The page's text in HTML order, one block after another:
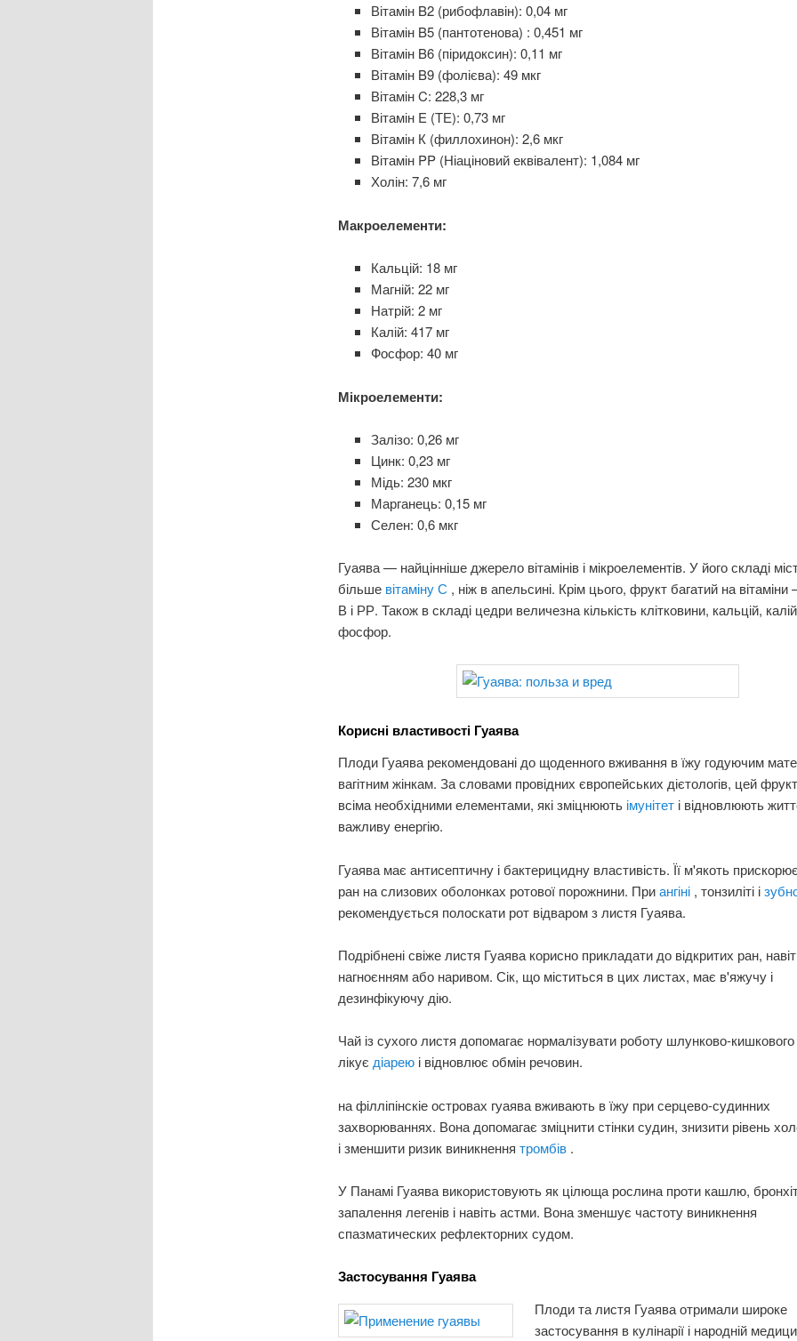
Вітамін B2 (рибофлавін): 0,04 мг
Вітамін B5 (пантотенова) : 0,451 мг
Вітамін B6 (піридоксин): 0,11 мг
Вітамін B9 (фолієва): 49 мкг
Вітамін C: 228,3 мг
Вітамін E (ТЕ): 0,73 мг
Вітамін К (филлохинон): 2,6 мкг
Вітамін PP (Ніаціновий еквівалент): 1,084 мг
Холін: 7,6 мг
Макроелементи:
Кальцій: 18 мг
Магній: 22 мг
Натрій: 2 мг
Калій: 417 мг
Фосфор: 40 мг
Мікроелементи:
Залізо: 0,26 мг
Цинк: 0,23 мг
Мідь: 230 мкг
Марганець: 0,15 мг
Селен: 0,6 мкг
Гуаява — найцінніше джерело вітамінів і мікроелементів. У його складі
більше вітаміну С , ніж в апельсині. Крім цього, фрукт багатий на
В і РР. Також в складі цедри величезна кількість клітковини, кальцій,
фосфор.
Корисні властивості Гуаява
Плоди Гуаява рекомендовані до щоденного вживання в їжу годуючим
вагітним жінкам. За словами провідних європейських дієтологів, цей
всіма необхідними елементами, які зміцнюють імунітет і відновлюють
важливу енергію.
Гуаява має антисептичну і бактерицидну властивість. Її м'якоть
ран на слизових оболонках ротової порожнини. Приангіні , тонзиліті і
рекомендується полоскати рот відваром з листя Гуаява.
Подрібнені свіже листя Гуаява корисно прикладати до відкритих ран,
нагноєнням або наривом. Сік, що міститься в цих листах, має в'яжучу і
дезинфікуючу дію.
Чай із сухого листя допомагає нормалізувати роботу шлунково-кишкового
лікує діарею і відновлює обмін речовин.
на філліпінскіе островах гуаява вживають в їжу при серцево-судинних
захворюваннях. Вона допомагає зміцнити стінки судин, знизити рівень
і зменшити ризик виникнення тромбів .
У Панамі Гуаява використовують як цілюща рослина проти кашлю,
запалення легенів і навіть астми. Вона зменшує частоту виникнення
спазматических рефлекторних судом.
Застосування Гуаява
Плоди та листя Гуаява отримали широке
застосування в кулінарії і народній